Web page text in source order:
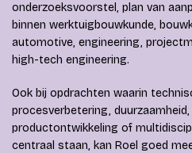
onderzoeksvoorstel, plan van
binnen werktuigbouwkunde,
automotive, engineering,
high-tech engineering.
Ook bij opdrachten waarin
procesverbetering,
productontwikkeling of
centraal staan, kan Roel goed